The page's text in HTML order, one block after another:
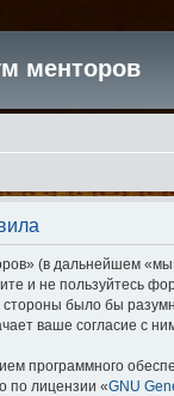
менторов
(в дальнейшем
и не пользуйтесь
было бы
ваше согласие с
программного
по лицензии «GNU